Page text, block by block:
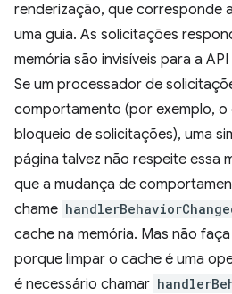
renderização, que corresponde
uma guia. As solicitações
memória são invisíveis para a
Se um processador de
comportamento (por exemplo,
bloqueio de solicitações), uma
página talvez não respeite essa
que a mudança de
chame
cache na memória. Mas não
porque limpar o cache é uma
é necessário chamar